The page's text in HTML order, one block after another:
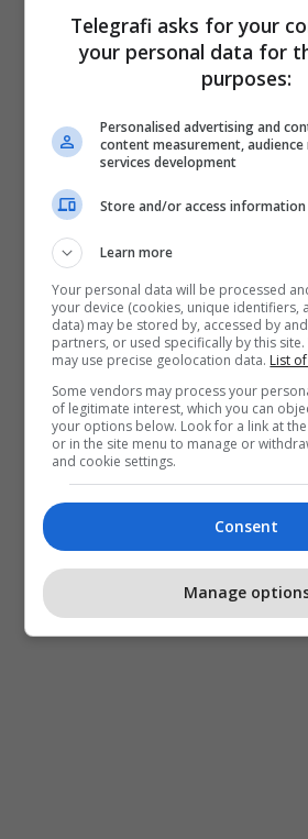
Telegrafi asks for your
your personal data for
purposes:
Personalised advertising and
content measurement, audience
services development
Store and/or access information
Learn more
Your personal data will be processed
your device (cookies, unique identifiers,
data) may be stored by, accessed by
partners, or used specifically by this
may use precise geolocation data. List
Some vendors may process your
of legitimate interest, which you can
your options below. Look for a link at
or in the site menu to manage or
and cookie settings.
Consent
Manage